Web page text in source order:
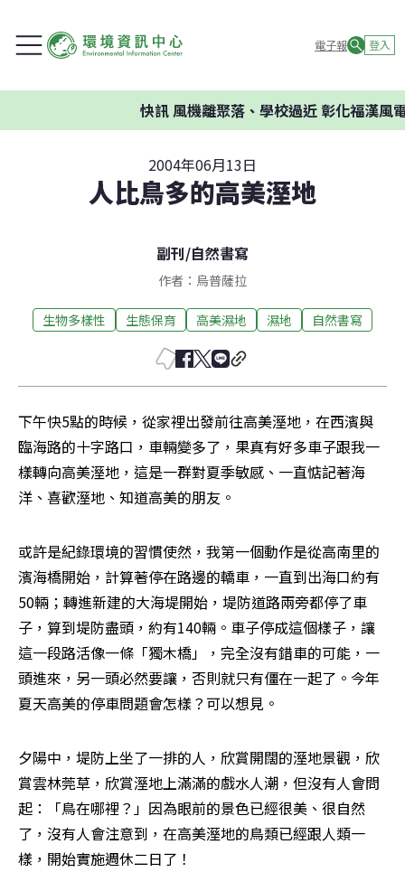
電子報 登入
快訊風機離聚落、學校過近 彰化福漢風電
2004年06月13日
人比鳥多的高美溼地
副刊/自然書寫
作者：烏普薩拉
生物多樣性 生態保育 高美濕地 濕地 自然書寫
下午快5點的時候，從家裡出發前往高美溼地，在西濱與
臨海路的十字路口，車輛變多了，果真有好多車子跟我一
樣轉向高美溼地，這是一群對夏季敏感、一直惦記著海
洋、喜歡溼地、知道高美的朋友。
或許是紀錄環境的習慣使然，我第一個動作是從高南里的
濱海橋開始，計算著停在路邊的轎車，一直到出海口約有
50輛；轉進新建的大海堤開始，堤防道路兩旁都停了車
子，算到堤防盡頭，約有140輛。車子停成這個樣子，讓
這一段路活像一條「獨木橋」，完全沒有錯車的可能，一
頭進來，另一頭必然要讓，否則就只有僵在一起了。今年
夏天高美的停車問題會怎樣？可以想見。
夕陽中，堤防上坐了一排的人，欣賞開闊的溼地景觀，欣
賞雲林莞草，欣賞溼地上滿滿的戲水人潮，但沒有人會問
起：「鳥在哪裡？」因為眼前的景色已經很美、很自然
了，沒有人會注意到，在高美溼地的鳥類已經跟人類一
樣，開始實施週休二日了！